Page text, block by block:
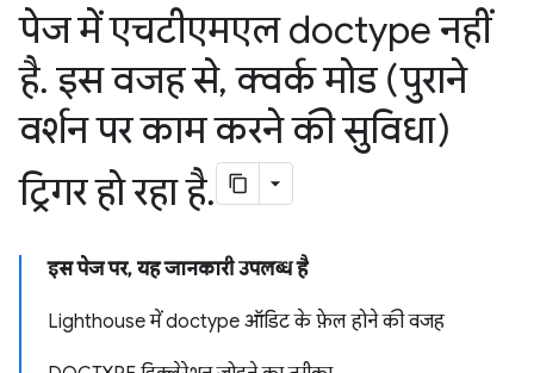
पेज में एचटीएमएल doctype नहीं
है. इस वजह से, क्वर्क मोड (पुराने
वर्शन पर काम करने की सुविधा)
ट्रिगर हो रहा है.
इस पेज पर, यह जानकारी उपलब्ध है
Lighthouse में doctype ऑडिट के फ़ेल होने की वजह